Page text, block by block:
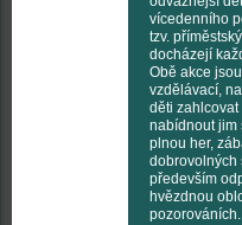
vícedenního
tzv.
docházejí
Obě akce
vzdělávací,
děti
nabídnout jim
plnou her,
dobrovolných
především
hvězdnou
pozorováních.